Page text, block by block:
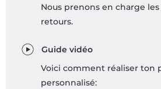
Nous prenons en charge
retours.
Guide vidéo
Voici comment réaliser ton
personnalisé: